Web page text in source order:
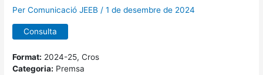
Per Comunicació JEEB/1 de desembre de 2024
Consulta
Format: 2024-25, Cros
Categoria: Premsa